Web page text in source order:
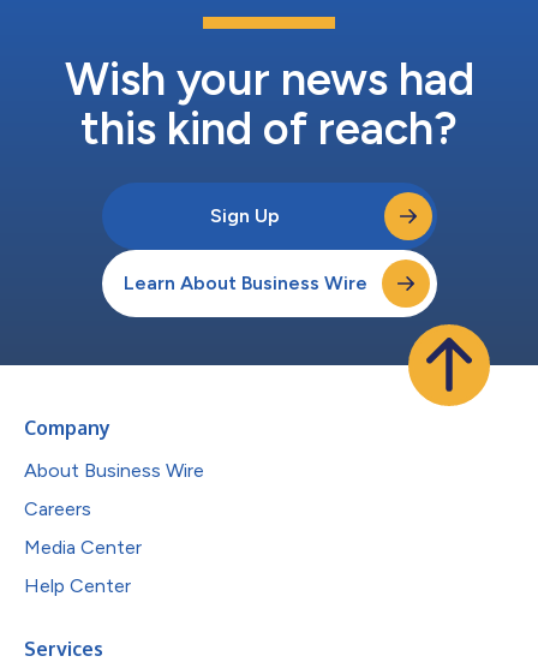
革新的なコネクティビティ・プラットフォームを組み合わせるこ
とで、世界中どこでも車両を接続できるソリューションを構築
いった重要な機能を可能にします。」 今回のテストでは、イン
テルサットのFlexMove Fle...
Wish your news had
this kind of reach?
Sign Up
Learn About Business Wire
Company
About Business Wire
Careers
Media Center
Help Center
Services